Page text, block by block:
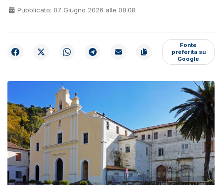
Pubblicato: 07 Giugno 2026 alle 08:08
Fonte
preferita su
Google